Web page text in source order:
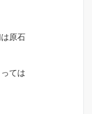
原石
ては